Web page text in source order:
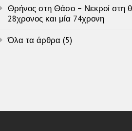
Θρήνος στη Θάσο – Νεκροί στη
28χρονος και μία 74χρονη
Όλα τα άρθρα (5)